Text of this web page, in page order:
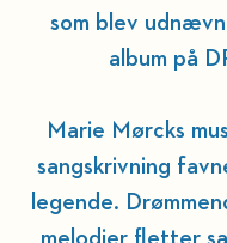
som blev
album på
Marie Mørcks
sangskrivning
legende.
melodier fletter